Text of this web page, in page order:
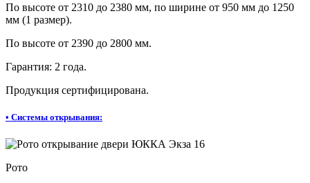
По высоте от 2310 до 2380 мм, по ширине от 950 мм до 1250
мм (1 размер).
По высоте от 2390 до 2800 мм.
Гарантия: 2 года.
Продукция сертифицирована.
• Системы открывания:
Рото